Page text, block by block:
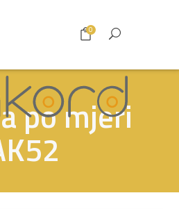
0
po mjeri